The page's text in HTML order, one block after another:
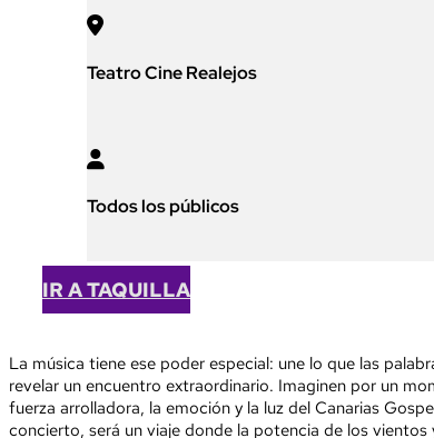

Teatro Cine Realejos

Todos los públicos
IR A TAQUILLA
La música tiene ese poder especial: une lo que las
revelar un encuentro extraordinario. Imaginen por un
fuerza arrolladora, la emoción y la luz del Canarias
concierto, será un viaje donde la potencia de los